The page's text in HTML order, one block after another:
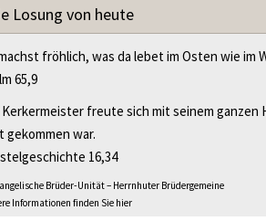
Losung von heute
fröhlich, was da lebet im Osten wie im
65,9
freute sich mit seinem ganzen
gekommen war.
16,34
Brüder-Unität – Herrnhuter Brüdergemeine
Informationen finden Sie hier